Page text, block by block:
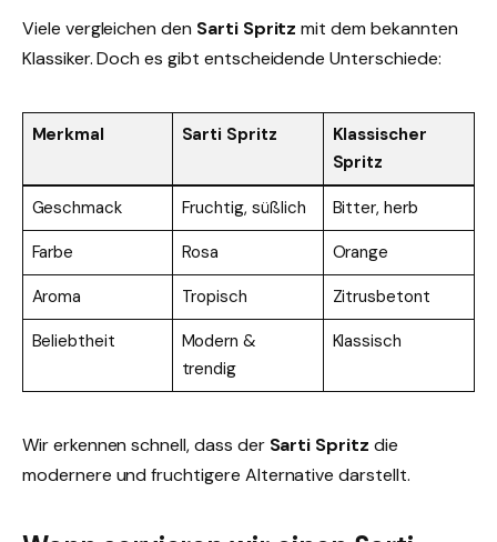
Viele vergleichen den Sarti Spritz mit dem bekannten
Klassiker. Doch es gibt entscheidende Unterschiede:
Merkmal Sarti Spritz
Klassischer
Spritz
Geschmack Fruchtig, süßlich
Bitter, herb
Farbe
Rosa
Orange
Aroma
Tropisch
Zitrusbetont
Beliebtheit
Modern &
trendig
Klassisch
Wir erkennen schnell, dass der Sarti Spritz die
modernere und fruchtigere Alternative darstellt.